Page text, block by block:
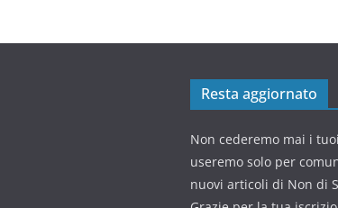
Resta aggiornato
Non cederemo mai i
useremo solo per
nuovi articoli di Non di